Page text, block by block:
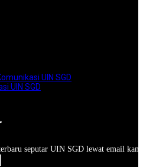
UIN SGD
UIN SGD
seputar UIN SGD lewat email